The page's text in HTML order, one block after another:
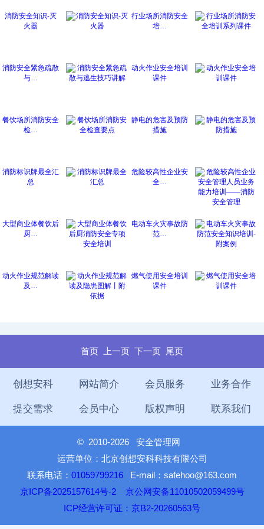
消防安全知识-灭
火器
行业场所消防安全
培…
消防安全紧急疏散
与…
动火作业安全培训
课件
餐饮场所消防安全
检…
静电的危害及预防
措施
消防标识牌最全汇
总
危险较高性企业安
全…
大型商业体餐饮后
厨…
电动车火灾事故防
范…
动火作业规范解读
及…
燃气使用安全培训
课件
首页 上一页 下一页 尾页
创想安科 网站简介 会员服务 业务合作
提交需求 会员中心 版权声明 联系我们
© 2010-2026 安全管理网
运营单位：北京创想安科科技有限公司
联系电话： 01059799216 E-mail：safehoo@163.com
京ICP备2025157614号-2
京公网安备11010502059499号
ICP经营许可证：京B2-20260563号